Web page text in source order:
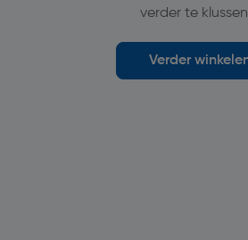
verder te
Verder